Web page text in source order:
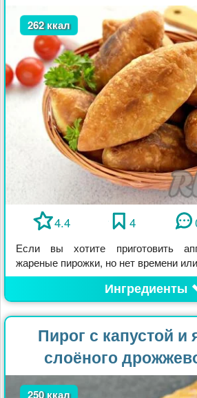
262 ккал
4.4 4
Если вы хотите приготовить
жареные пирожки, но нет времени
Ингредиенты
Пирог с капустой и
слоёного
250 ккал